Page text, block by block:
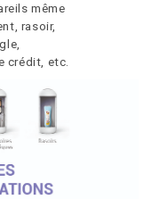
même
rasoir,
crédit, etc.